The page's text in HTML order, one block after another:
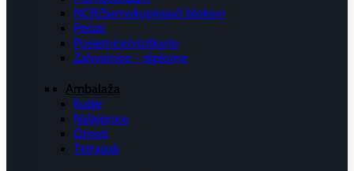
NCR/Samokopirajući blokovi
Pečati
Posjetnice/vizitkarte
Zahvalnice - diplome
Ambalaža
Kutije
Naljepnice
Omoti
Tetrapak